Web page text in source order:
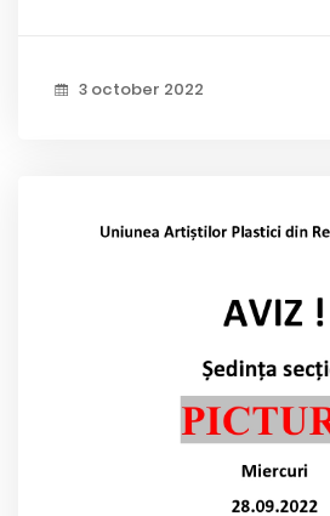
3 october 2022